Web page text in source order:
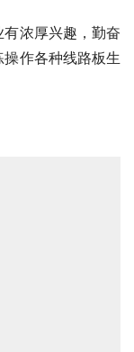
浓厚兴趣，勤奋
作各种线路板生